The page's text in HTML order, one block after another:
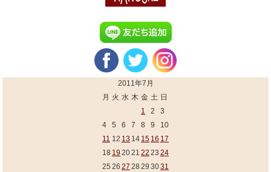
2011年7月
月 火 水 木 金 土 日
1
2
3
4
5 6 7 8 9
10
11 12 13 14 15 16 17
18 19 2021 22 23 24
25 26 27 28 29 3031